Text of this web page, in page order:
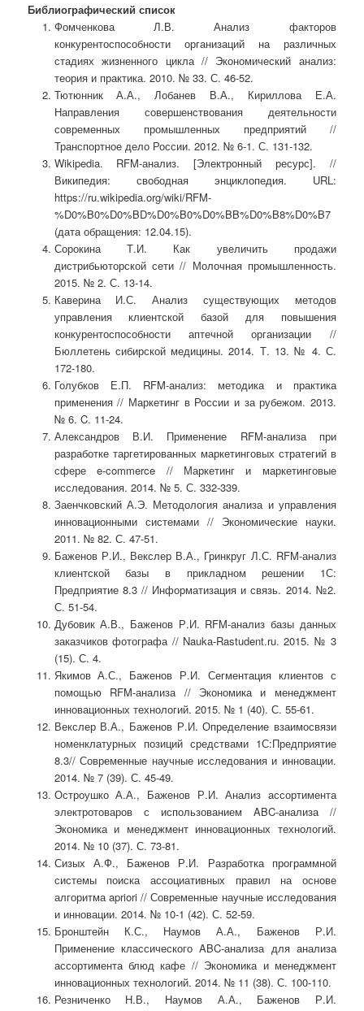
Библиографический список
Фомченкова Л.В. Анализ факторов
конкурентоспособности организаций на различных
стадиях жизненного цикла // Экономический анализ:
теория и практика. 2010. № 33. С. 46-52.
Тютюнник А.А., Лобанев В.А., Кириллова Е.А.
Направления совершенствования деятельности
современных промышленных предприятий //
Транспортное дело России. 2012. № 6-1. С. 131-132.
Wikipedia. RFM-анализ. [Электронный ресурс]. //
Википедия: свободная энциклопедия. URL:
https://ru.wikipedia.org/wiki/RFM-
%D0%B0%D0%BD%D0%B0%D0%BB%D0%B8%D0%B7
(дата обращения: 12.04.15).
Сорокина Т.И. Как увеличить продажи
дистрибьюторской сети // Молочная промышленность.
2015. № 2. С. 13-14.
Каверина И.С. Анализ существующих методов
управления клиентской базой для повышения
конкурентоспособности аптечной организации //
Бюллетень сибирской медицины. 2014. Т. 13. № 4. С.
172-180.
Голубков Е.П. RFM-анализ: методика и практика
применения // Маркетинг в России и за рубежом. 2013.
№ 6. C. 11-24.
Александров В.И. Применение RFM-анализа при
разработке таргетированных маркетинговых стратегий в
сфере e-commerce // Маркетинг и маркетинговые
исследования. 2014. № 5. С. 332-339.
Заенчковский А.Э. Методология анализа и управления
инновационными системами // Экономические науки.
2011. № 82. С. 47-51.
Баженов Р.И., Векслер В.А., Гринкруг Л.С. RFM-анализ
клиентской базы в прикладном решении 1С:
Предприятие 8.3 // Информатизация и связь. 2014. №2.
С. 51-54.
Дубовик А.В., Баженов Р.И. RFM-анализ базы данных
заказчиков фотографа // Nauka-Rastudent.ru. 2015. № 3
(15). С. 4.
Якимов А.С., Баженов Р.И. Сегментация клиентов с
помощью RFM-анализа // Экономика и менеджмент
инновационных технологий. 2015. № 1 (40). С. 55-61.
Векслер В.А., Баженов Р.И. Определение взаимосвязи
номенклатурных позиций средствами 1С:Предприятие
8.3// Современные научные исследования и инновации.
2014. № 7 (39). С. 45-49.
Остроушко А.А., Баженов Р.И. Анализ ассортимента
электротоваров с использованием ABC-анализа //
Экономика и менеджмент инновационных технологий.
2014. № 10 (37). С. 73-81.
Сизых А.Ф., Баженов Р.И. Разработка программной
системы поиска ассоциативных правил на основе
алгоритма apriori // Современные научные исследования
и инновации. 2014. № 10-1 (42). С. 52-59.
Бронштейн К.С., Наумов А.А., Баженов Р.И.
Применение классического ABC-анализа для анализа
ассортимента блюд кафе // Экономика и менеджмент
инновационных технологий. 2014. № 11 (38). С. 100-110.
Резниченко Н.В., Наумов А.А., Баженов Р.И.